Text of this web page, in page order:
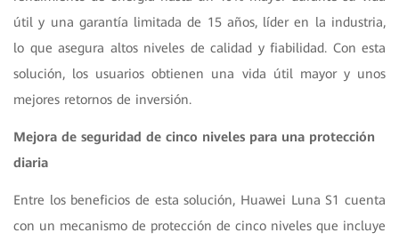
útil y una garantía limitada de 15 años, líder en la industria,
lo que asegura altos niveles de calidad y fiabilidad. Con esta
solución, los usuarios obtienen una vida útil mayor y unos
mejores retornos de inversión.
Mejora de seguridad de cinco niveles para una protección
diaria
Entre los beneficios de esta solución, Huawei Luna S1 cuenta
con un mecanismo de protección de cinco niveles que incluye